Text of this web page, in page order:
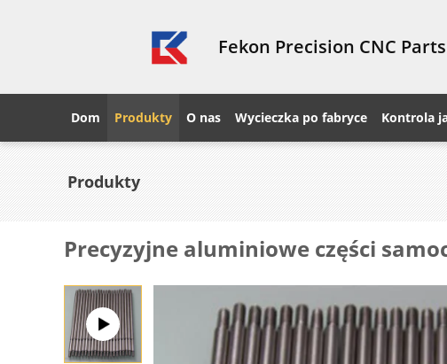
Fekon Precision CNC
Dom Produkty O nas Wycieczka po fabryce Kontrola
Produkty
Precyzyjne aluminiowe części